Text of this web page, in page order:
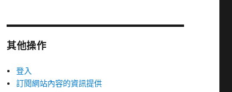
其他操作
登入
訂閱網站內容的資訊提供